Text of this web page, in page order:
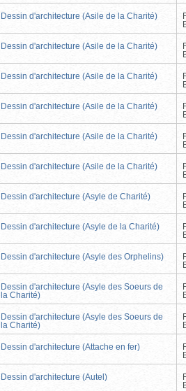
Dessin d'architecture (Asile de la Charité)
Dessin d'architecture (Asile de la Charité)
Dessin d'architecture (Asile de la Charité)
Dessin d'architecture (Asile de la Charité)
Dessin d'architecture (Asile de la Charité)
Dessin d'architecture (Asile de la Charité)
Dessin d'architecture (Asyle de Charité)
Dessin d'architecture (Asyle de la Charité)
Dessin d'architecture (Asyle des Orphelins)
Dessin d'architecture (Asyle des Soeurs de
la Charité)
Dessin d'architecture (Asyle des Soeurs de
la Charité)
Dessin d'architecture (Attache en fer)
Dessin d'architecture (Autel)